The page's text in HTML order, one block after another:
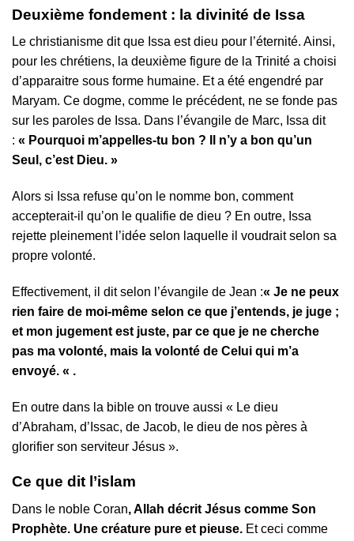
Deuxième fondement : la divinité de Issa
Le christianisme dit que Issa est dieu pour l’éternité. Ainsi,
pour les chrétiens, la deuxième figure de la Trinité a choisi
d’apparaitre sous forme humaine. Et a été engendré par
Maryam. Ce dogme, comme le précédent, ne se fonde pas
sur les paroles de Issa. Dans l’évangile de Marc, Issa dit
: « Pourquoi m’appelles-tu bon ? Il n’y a bon qu’un
Seul, c’est Dieu. »
Alors si Issa refuse qu’on le nomme bon, comment
accepterait-il qu’on le qualifie de dieu ? En outre, Issa
rejette pleinement l’idée selon laquelle il voudrait selon sa
propre volonté.
Effectivement, il dit selon l’évangile de Jean :« Je ne peux
rien faire de moi-même selon ce que j’entends, je juge ;
et mon jugement est juste, par ce que je ne cherche
pas ma volonté, mais la volonté de Celui qui m’a
envoyé. « .
En outre dans la bible on trouve aussi « Le dieu
d’Abraham, d’Issac, de Jacob, le dieu de nos pères à
glorifier son serviteur Jésus ».
Ce que dit l’islam
Dans le noble Coran, Allah décrit Jésus comme Son
Prophète. Une créature pure et pieuse. Et ceci comme